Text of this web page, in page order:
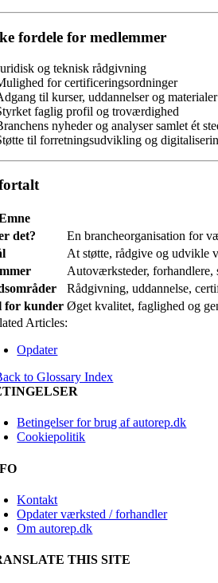
fordele for medlemmer
og teknisk rådgivning
for certificeringsordninger
til kurser, uddannelser og materialer
faglig profil og troværdighed
nyheder og analyser samlet ét
til forretningsudvikling og
det?
En brancheorganisation for
At støtte, rådgive og udvikle
Autoværksteder, forhandlere,
Rådgivning, uddannelse,
for kunder Øget kvalitet, faglighed og
Articles:
Opdater
to Glossary Index
Betingelser for brug af autorep.dk
Cookiepolitik
Kontakt
Opdater værksted / forhandler
Om autorep.dk
THIS SITE